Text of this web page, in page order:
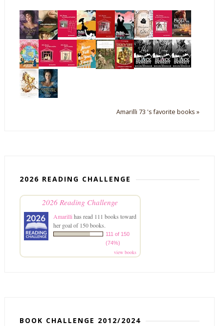
Amarilli 73 's favorite books »
2026 READING CHALLENGE
2026 Reading Challenge
Amarillihas read 111 books toward
her goal of 150 books.
111 of 150
(74%)
view books
BOOK CHALLENGE 2012/2024